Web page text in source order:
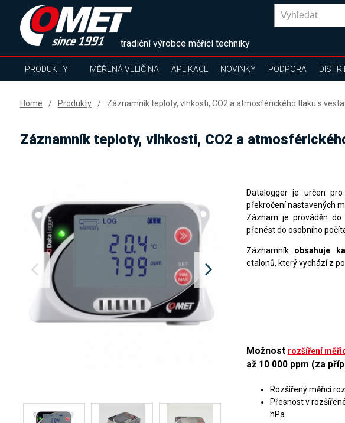
tradiční výrobce měřicí techniky
PRODUKTY MĚŘENÁ VELIČINA APLIKACE NOVINKY PODPORA
Home Produkty Záznamník teploty, vlhkosti, CO2 a atmosférického tlaku s
Záznamník teploty, vlhkosti, CO2 a
Datalogger je určen
překročení nastavených
Záznam je prováděn do
přenést do osobního
Záznamník obsahuje
etalonů, který vychází z
Možnost rozšíření
až 10 000 ppm (za
Rozšířený měřicí
Přesnost v
hPa